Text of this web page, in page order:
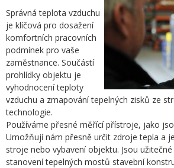
Správná teplota vzduchu
je klíčová pro dosažení
komfortních pracovních
podmínek pro vaše
zaměstnance. Součástí
prohlídky objektu je
vyhodnocení teploty
vzduchu a zmapování tepelných zisků ze
technologie.
Používáme přesné měřící přístroje, jako
Umožňují nám přesně určit zdroje tepla a
stroje nebo vybavení objektu. Jsou
stanovení tepelných mostů stavební